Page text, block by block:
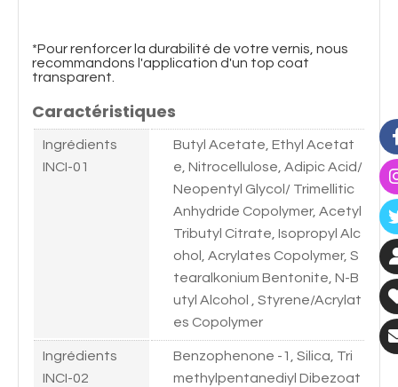
*Pour renforcer la durabilité de votre vernis, nous
recommandons l'application d'un top coat
transparent.
Caractéristiques
Ingrédients
INCI-01
Butyl Acetate, Ethyl Acetat
e, Nitrocellulose, Adipic Acid/
Neopentyl Glycol/ Trimellitic
Anhydride Copolymer, Acetyl
Tributyl Citrate, Isopropyl Alc
ohol, Acrylates Copolymer, S
tearalkonium Bentonite, N-B
utyl Alcohol , Styrene/Acrylat
es Copolymer
Ingrédients
INCI-02
Benzophenone -1, Silica, Tri
methylpentanediyl Dibezoat